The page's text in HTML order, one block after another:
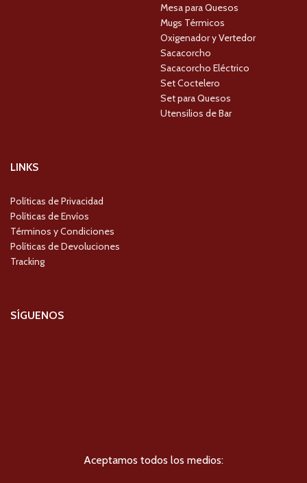
Mesa para Quesos
Mugs Térmicos
Oxigenador y Vertedor
Sacacorcho
Sacacorcho Eléctrico
Set Coctelero
Set para Quesos
Utensilios de Bar
LINKS
Políticas de Privacidad
Políticas de Envíos
Términos y Condiciones
Políticas de Devoluciones
Tracking
SÍGUENOS
Aceptamos todos los medios: